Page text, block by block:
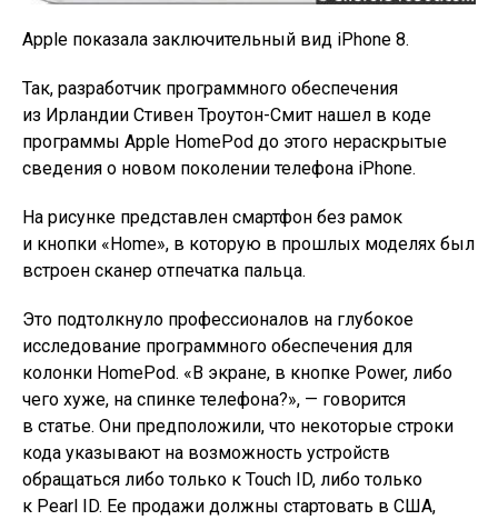
Apple показала заключительный вид iPhone 8.
Так, разработчик программного обеспечения
из Ирландии Стивен Троутон-Смит нашел в коде
программы Apple HomePod до этого нераскрытые
сведения о новом поколении телефона iPhone.
На рисунке представлен смартфон без рамок
и кнопки «Home», в которую в прошлых моделях был
встроен сканер отпечатка пальца.
Это подтолкнуло профессионалов на глубокое
исследование программного обеспечения для
колонки HomePod. «В экране, в кнопке Power, либо
чего хуже, на спинке телефона?», — говорится
в статье. Они предположили, что некоторые строки
кода указывают на возможность устройств
обращаться либо только к Touch ID, либо только
к Pearl ID. Ее продажи должны стартовать в США,